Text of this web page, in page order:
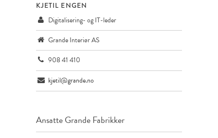
KJETIL ENGEN
Digitalisering- og IT-leder
Grande Interiør AS
908 41 410
kjetil@grande.no
AnsatteGrande Fabrikker